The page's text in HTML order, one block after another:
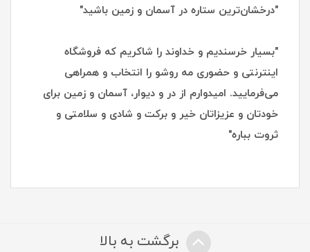
"درخشان‌ترین ستاره در آسمان و زمین باشید"
"بسیار خرسندیم و خداوند را شاکریم که فروشگاه
اینترنتی و حضوری مه روشو را انتخاب و همراهی
می‌فرمایید. امیدوارم از در و دیوار، آسمان و زمین برای
خودتان و عزیزاتان خیر و برکت و شادی و سلامتی و
ثروت بباره"
برگشت به بالا